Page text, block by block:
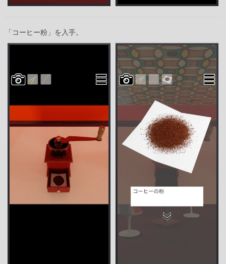
「コーヒー粉」を入手。